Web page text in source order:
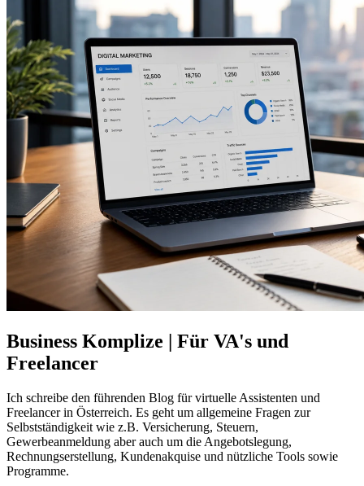
Business Komplize | Für VA's und
Freelancer
Ich schreibe den führenden Blog für virtuelle Assistenten und
Freelancer in Österreich. Es geht um allgemeine Fragen zur
Selbstständigkeit wie z.B. Versicherung, Steuern,
Gewerbeanmeldung aber auch um die Angebotslegung,
Rechnungserstellung, Kundenakquise und nützliche Tools sowie
Programme.